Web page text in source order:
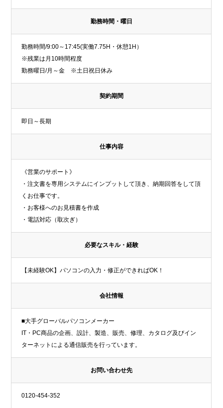
勤務時間・曜日
勤務時間/9:00～17:45(実働7.75H・休憩1H）
※残業は月10時間程度
勤務曜日/月～金 ※土日祝日休み
契約期間
即日～長期
仕事内容
《営業のサポート》
・注文書を専用システムにインプットして頂き、納期回答をして頂
くお仕事です。
・お客様へのお見積書を作成
・電話対応（取次ぎ）
必要なスキル・経験
【未経験OK】パソコンの入力・修正ができればOK！
会社情報
■大手グローバルパソコンメーカー
IT・PC商品の企画、設計、製造、販売、修理、カタログ及びイン
ターネットによる通信販売を行っています。
お問い合わせ先
0120-454-352